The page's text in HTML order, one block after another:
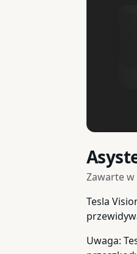
Zawarte w
Tesla
Uwaga: